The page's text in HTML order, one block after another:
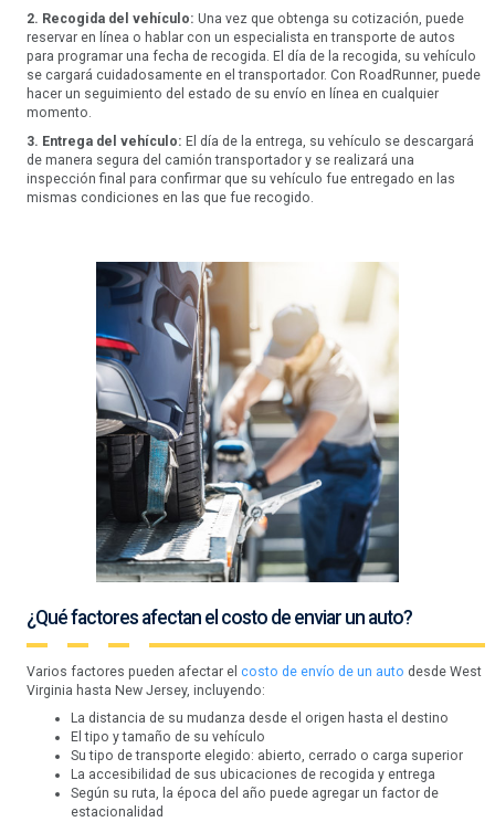
2. Recogida del vehículo: Una vez que obtenga su cotización, puede
reservar en línea o hablar con un especialista en transporte de autos
para programar una fecha de recogida. El día de la recogida, su vehículo
se cargará cuidadosamente en el transportador. Con RoadRunner, puede
hacer un seguimiento del estado de su envío en línea en cualquier
momento.
3. Entrega del vehículo: El día de la entrega, su vehículo se descargará
de manera segura del camión transportador y se realizará una
inspección final para confirmar que su vehículo fue entregado en las
mismas condiciones en las que fue recogido.
¿Qué factores afectan el costo de enviar un auto?
Varios factores pueden afectar el costo de envío de un auto desde West
Virginia hasta New Jersey, incluyendo:
La distancia de su mudanza desde el origen hasta el destino
El tipo y tamaño de su vehículo
Su tipo de transporte elegido: abierto, cerrado o carga superior
La accesibilidad de sus ubicaciones de recogida y entrega
Según su ruta, la época del año puede agregar un factor de
estacionalidad